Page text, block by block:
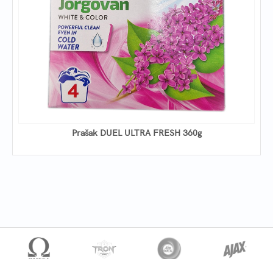
Prašak DUEL ULTRA FRESH 360g